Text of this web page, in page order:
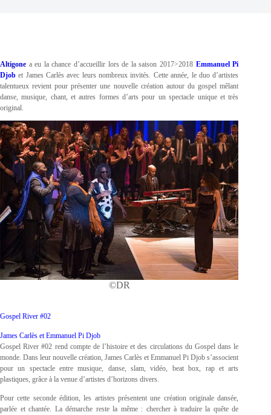
Altigone a eu la chance d’accueillir lors de la saison 2017>2018 Emmanuel Pi
Djob et James Carlès avec leurs nombreux invités. Cette année, le duo d’artistes
talentueux revient pour présenter une nouvelle création autour du gospel mêlant
danse, musique, chant, et autres formes d’arts pour un spectacle unique et très
original.
©DR
Gospel River #02
James Carlès et Emmanuel Pi Djob
Gospel River #02 rend compte de l’histoire et des circulations du Gospel dans le
monde. Dans leur nouvelle création, James Carlès et Emmanuel Pi Djob s’associent
pour un spectacle entre musique, danse, slam, vidéo, beat box, rap et arts
plastiques, grâce à la venue d’artistes d’horizons divers.
Pour cette seconde édition, les artistes présentent une création originale dansée,
parlée et chantée. La démarche reste la même : chercher à traduire la quête de